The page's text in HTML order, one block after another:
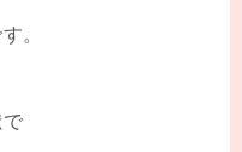
。